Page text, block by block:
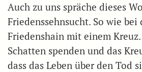
Auch zu uns spräche dieses
Friedenssehnsucht. So wie
Friedenshain mit einem
Schatten spenden und das
dass das Leben über den Tod